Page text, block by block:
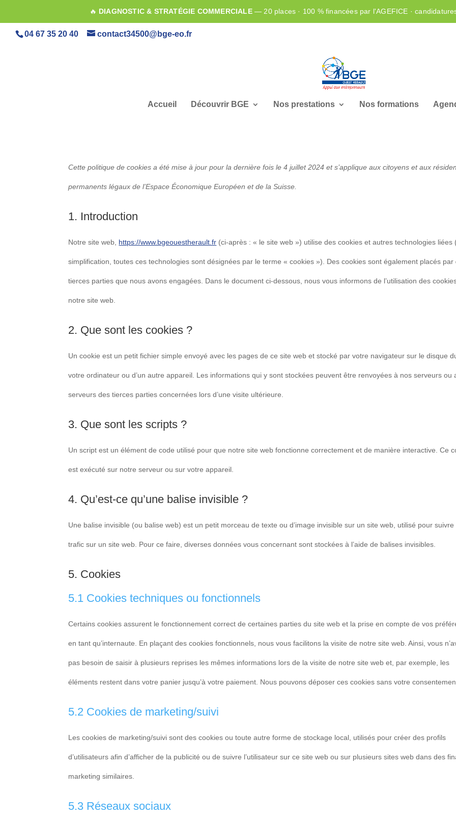
🔥 DIAGNOSTIC & STRATÉGIE COMMERCIALE— 20 places · 100 % financées par l'AGEFICE ·
04 67 35 20 40 contact34500@bge-eo.fr
Accueil Découvrir BGE Nos prestations Nos formations
Cette politique de cookies a été mise à jour pour la dernière fois le 4 juillet 2024 et s’applique aux citoyens et aux
permanents légaux de l’Espace Économique Européen et de la Suisse.
1. Introduction
Notre site web, https://www.bgeouestherault.fr (ci-après : « le site web ») utilise des cookies et autres technologies liées
simplification, toutes ces technologies sont désignées par le terme « cookies »). Des cookies sont également placés par
tierces parties que nous avons engagées. Dans le document ci-dessous, nous vous informons de l’utilisation des
notre site web.
2. Que sont les cookies ?
Un cookie est un petit fichier simple envoyé avec les pages de ce site web et stocké par votre navigateur sur le disque
votre ordinateur ou d’un autre appareil. Les informations qui y sont stockées peuvent être renvoyées à nos serveurs ou
serveurs des tierces parties concernées lors d’une visite ultérieure.
3. Que sont les scripts ?
Un script est un élément de code utilisé pour que notre site web fonctionne correctement et de manière interactive. Ce
est exécuté sur notre serveur ou sur votre appareil.
4. Qu’est-ce qu’une balise invisible ?
Une balise invisible (ou balise web) est un petit morceau de texte ou d’image invisible sur un site web, utilisé pour suivre
trafic sur un site web. Pour ce faire, diverses données vous concernant sont stockées à l’aide de balises invisibles.
5. Cookies
5.1 Cookies techniques ou fonctionnels
Certains cookies assurent le fonctionnement correct de certaines parties du site web et la prise en compte de vos
en tant qu’internaute. En plaçant des cookies fonctionnels, nous vous facilitons la visite de notre site web. Ainsi, vous
pas besoin de saisir à plusieurs reprises les mêmes informations lors de la visite de notre site web et, par exemple, les
éléments restent dans votre panier jusqu’à votre paiement. Nous pouvons déposer ces cookies sans votre
5.2 Cookies de marketing/suivi
Les cookies de marketing/suivi sont des cookies ou toute autre forme de stockage local, utilisés pour créer des profils
d’utilisateurs afin d’afficher de la publicité ou de suivre l’utilisateur sur ce site web ou sur plusieurs sites web dans des
marketing similaires.
5.3 Réseaux sociaux